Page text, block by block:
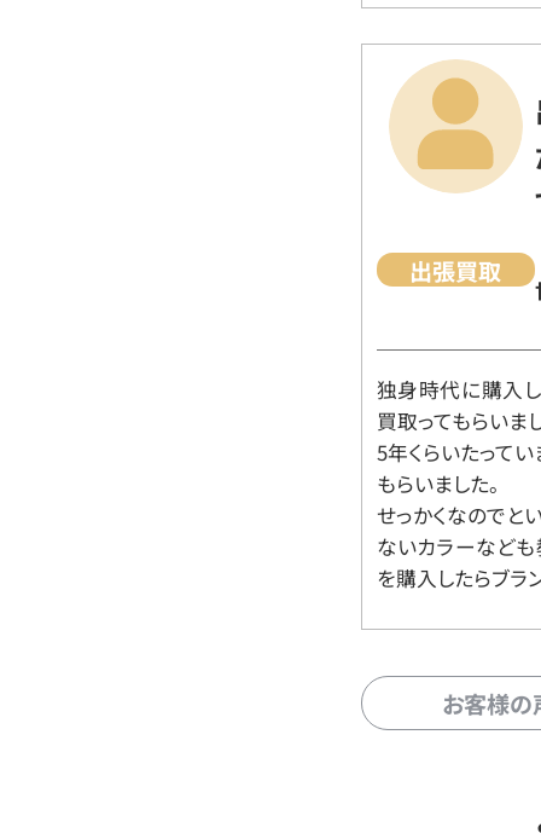
出張買取
独身時代に購入
買取ってもらいま
5年くらいたって
もらいました。
せっかくなのでと
ないカラーなども
を購入したらブラ
お客様